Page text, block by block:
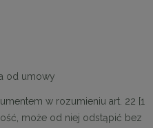
od umowy
w rozumieniu art. 22 [1
może od niej odstąpić bez